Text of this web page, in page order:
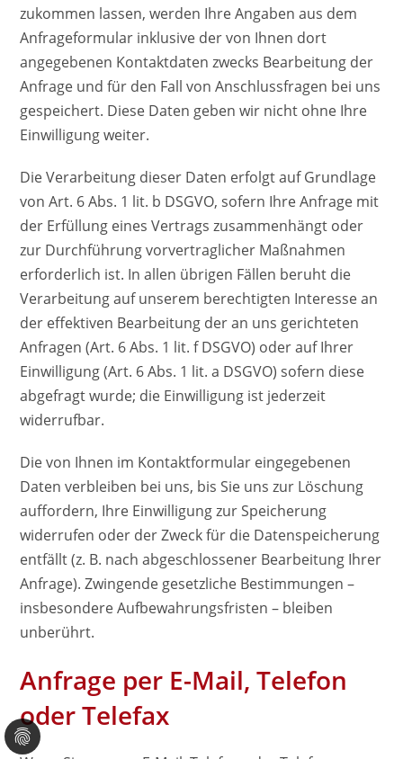
zukommen lassen, werden Ihre Angaben aus dem
Anfrageformular inklusive der von Ihnen dort
angegebenen Kontaktdaten zwecks Bearbeitung der
Anfrage und für den Fall von Anschlussfragen bei uns
gespeichert. Diese Daten geben wir nicht ohne Ihre
Einwilligung weiter.
Die Verarbeitung dieser Daten erfolgt auf Grundlage
von Art. 6 Abs. 1 lit. b DSGVO, sofern Ihre Anfrage mit
der Erfüllung eines Vertrags zusammenhängt oder
zur Durchführung vorvertraglicher Maßnahmen
erforderlich ist. In allen übrigen Fällen beruht die
Verarbeitung auf unserem berechtigten Interesse an
der effektiven Bearbeitung der an uns gerichteten
Anfragen (Art. 6 Abs. 1 lit. f DSGVO) oder auf Ihrer
Einwilligung (Art. 6 Abs. 1 lit. a DSGVO) sofern diese
abgefragt wurde; die Einwilligung ist jederzeit
widerrufbar.
Die von Ihnen im Kontaktformular eingegebenen
Daten verbleiben bei uns, bis Sie uns zur Löschung
auffordern, Ihre Einwilligung zur Speicherung
widerrufen oder der Zweck für die Datenspeicherung
entfällt (z. B. nach abgeschlossener Bearbeitung Ihrer
Anfrage). Zwingende gesetzliche Bestimmungen –
insbesondere Aufbewahrungsfristen – bleiben
unberührt.
Anfrage per E-Mail, Telefon
oder Telefax